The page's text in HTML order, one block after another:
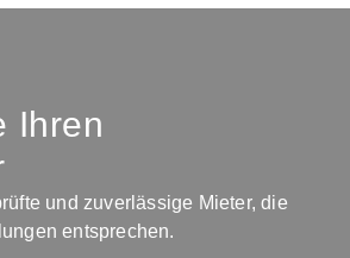
Ihren
und zuverlässige Mieter, die
entsprechen.